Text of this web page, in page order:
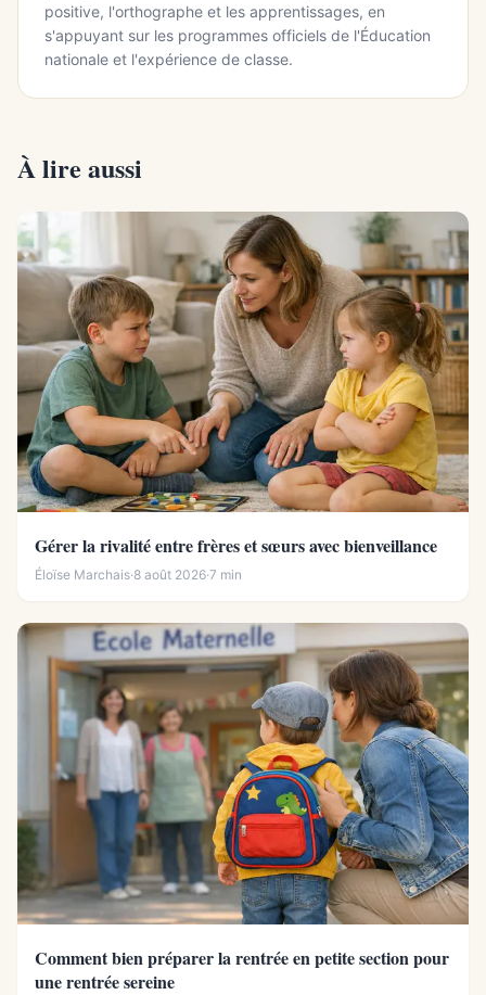
positive, l'orthographe et les apprentissages, en
s'appuyant sur les programmes officiels de l'Éducation
nationale et l'expérience de classe.
À lire aussi
Gérer la rivalité entre frères et sœurs avec bienveillance
Éloïse Marchais·8 août 2026·7 min
Comment bien préparer la rentrée en petite section pour
une rentrée sereine